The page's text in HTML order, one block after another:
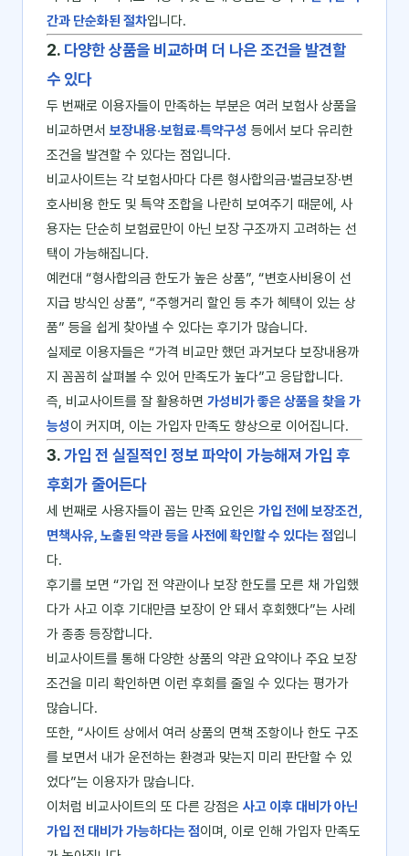
간과 단순화된 절차입니다.
2. 다양한 상품을 비교하며 더 나은 조건을 발견할
수 있다
두 번째로 이용자들이 만족하는 부분은 여러 보험사 상품을
비교하면서 보장내용·보험료·특약구성 등에서 보다 유리한
조건을 발견할 수 있다는 점입니다.
비교사이트는 각 보험사마다 다른 형사합의금·벌금보장·변
호사비용 한도 및 특약 조합을 나란히 보여주기 때문에, 사
용자는 단순히 보험료만이 아닌 보장 구조까지 고려하는 선
택이 가능해집니다.
예컨대 “형사합의금 한도가 높은 상품”, “변호사비용이 선
지급 방식인 상품”, “주행거리 할인 등 추가 혜택이 있는 상
품” 등을 쉽게 찾아낼 수 있다는 후기가 많습니다.
실제로 이용자들은 “가격 비교만 했던 과거보다 보장내용까
지 꼼꼼히 살펴볼 수 있어 만족도가 높다”고 응답합니다.
즉, 비교사이트를 잘 활용하면 가성비가 좋은 상품을 찾을 가
능성이 커지며, 이는 가입자 만족도 향상으로 이어집니다.
3.가입 전 실질적인 정보 파악이 가능해져 가입 후
후회가 줄어든다
세 번째로 사용자들이 꼽는 만족 요인은 가입 전에 보장조건,
면책사유, 노출된 약관 등을 사전에 확인할 수 있다는 점입니
다.
후기를 보면 “가입 전 약관이나 보장 한도를 모른 채 가입했
다가 사고 이후 기대만큼 보장이 안 돼서 후회했다”는 사례
가 종종 등장합니다.
비교사이트를 통해 다양한 상품의 약관 요약이나 주요 보장
조건을 미리 확인하면 이런 후회를 줄일 수 있다는 평가가
많습니다.
또한, “사이트 상에서 여러 상품의 면책 조항이나 한도 구조
를 보면서 내가 운전하는 환경과 맞는지 미리 판단할 수 있
었다”는 이용자가 많습니다.
이처럼 비교사이트의 또 다른 강점은 사고 이후 대비가 아닌
가입 전 대비가 가능하다는 점이며, 이로 인해 가입자 만족도